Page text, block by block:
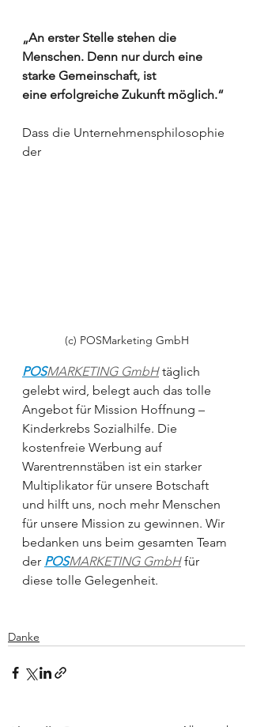
„An erster Stelle stehen die
Menschen. Denn nur durch eine
starke Gemeinschaft, ist
eine erfolgreiche Zukunft möglich.“
Dass die Unternehmensphilosophie
der
(c) POSMarketing GmbH
POSMARKETING GmbH täglich
gelebt wird, belegt auch das tolle
Angebot für Mission Hoffnung –
Kinderkrebs Sozialhilfe. Die
kostenfreie Werbung auf
Warentrennstäben ist ein starker
Multiplikator für unsere Botschaft
und hilft uns, noch mehr Menschen
für unsere Mission zu gewinnen. Wir
bedanken uns beim gesamten Team
der POSMARKETING GmbH für
diese tolle Gelegenheit.
Danke